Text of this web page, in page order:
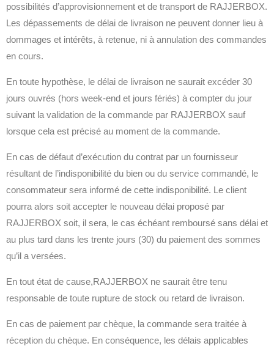
possibilités d’approvisionnement et de transport de RAJJERBOX.
Les dépassements de délai de livraison ne peuvent donner lieu à
dommages et intérêts, à retenue, ni à annulation des commandes
en cours.
En toute hypothèse, le délai de livraison ne saurait excéder 30
jours ouvrés (hors week-end et jours fériés) à compter du jour
suivant la validation de la commande par RAJJERBOX sauf
lorsque cela est précisé au moment de la commande.
En cas de défaut d’exécution du contrat par un fournisseur
résultant de l’indisponibilité du bien ou du service commandé, le
consommateur sera informé de cette indisponibilité. Le client
pourra alors soit accepter le nouveau délai proposé par
RAJJERBOX soit, il sera, le cas échéant remboursé sans délai et
au plus tard dans les trente jours (30) du paiement des sommes
qu’il a versées.
En tout état de cause,RAJJERBOX ne saurait être tenu
responsable de toute rupture de stock ou retard de livraison.
En cas de paiement par chèque, la commande sera traitée à
réception du chèque. En conséquence, les délais applicables